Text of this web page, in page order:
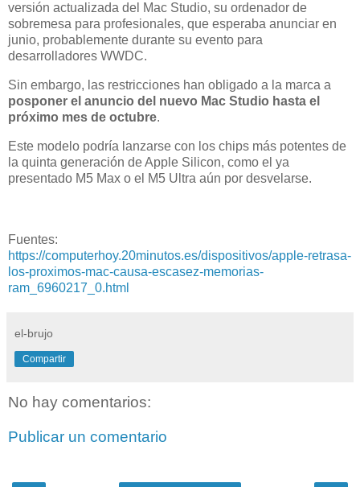
versión actualizada del Mac Studio, su ordenador de
sobremesa para profesionales, que esperaba anunciar en
junio, probablemente durante su evento para
desarrolladores WWDC.
Sin embargo, las restricciones han obligado a la marca a
posponer el anuncio del nuevo Mac Studio hasta el
próximo mes de octubre.
Este modelo podría lanzarse con los chips más potentes de
la quinta generación de Apple Silicon, como el ya
presentado M5 Max o el M5 Ultra aún por desvelarse.
Fuentes:
https://computerhoy.20minutos.es/dispositivos/apple-retrasa-
los-proximos-mac-causa-escasez-memorias-
ram_6960217_0.html
el-brujo
Compartir
No hay comentarios:
Publicar un comentario